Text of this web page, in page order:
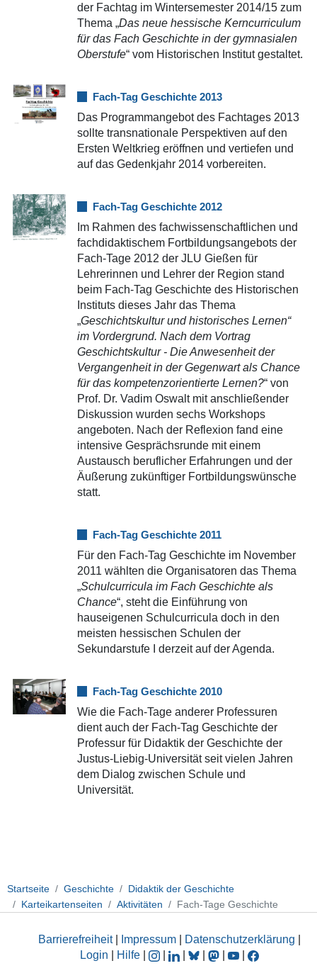
der Fachtag im Wintersemester 2014/15 zum
Thema „Das neue hessische Kerncurriculum
für das Fach Geschichte in der gymnasialen
Oberstufe“ vom Historischen Institut gestaltet.
Fach-Tag Geschichte 2013
Das Programmangebot des Fachtages 2013
sollte transnationale Perspektiven auf den
Ersten Weltkrieg eröffnen und vertiefen und
auf das Gedenkjahr 2014 vorbereiten.
Fach-Tag Geschichte 2012
Im Rahmen des fachwissenschaftlichen und
fachdidaktischem Fortbildungsangebots der
Fach-Tage 2012 der JLU Gießen für
Lehrerinnen und Lehrer der Region stand
beim Fach-Tag Geschichte des Historischen
Instituts dieses Jahr das Thema
„Geschichtskultur und historisches Lernen“
im Vordergrund. Nach dem Vortrag
Geschichtskultur - Die Anwesenheit der
Vergangenheit in der Gegenwart als Chance
für das kompetenzorientierte Lernen?“ von
Prof. Dr. Vadim Oswalt mit anschließender
Diskussion wurden sechs Workshops
angeboten. Nach der Reflexion fand eine
intensive Gesprächsrunde mit einem
Austausch beruflicher Erfahrungen und der
Äußerung zukünftiger Fortbildungswünsche
statt.
Fach-Tag Geschichte 2011
Für den Fach-Tag Geschichte im November
2011 wählten die Organisatoren das Thema
„Schulcurricula im Fach Geschichte als
Chance“, steht die Einführung von
hauseigenen Schulcurricula doch in den
meisten hessischen Schulen der
Sekundarstufe I derzeit auf der Agenda.
Fach-Tag Geschichte 2010
Wie die Fach-Tage anderer Professuren
dient auch der Fach-Tag Geschichte der
Professur für Didaktik der Geschichte der
Justus-Liebig-Universität seit vielen Jahren
dem Dialog zwischen Schule und
Universität.
Startseite Geschichte
Didaktik der Geschichte
Karteikartenseiten
Aktivitäten Fach-Tage Geschichte
Barrierefreiheit| Impressum Datenschutzerklärung
Login
Hilfe